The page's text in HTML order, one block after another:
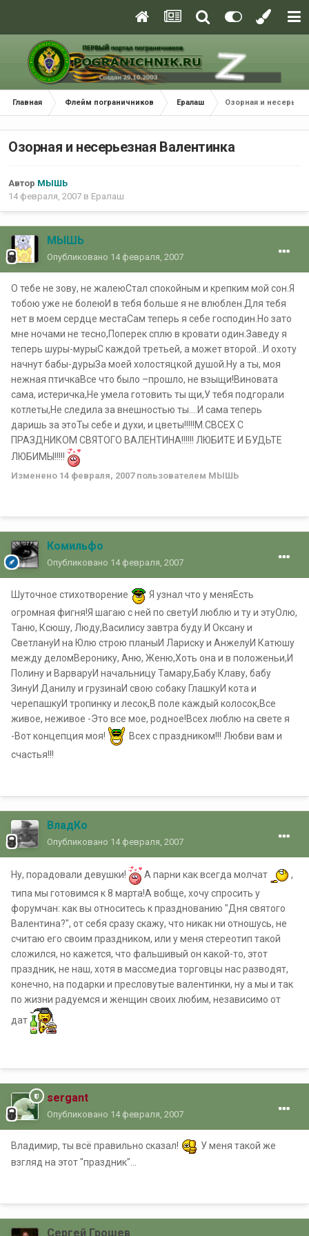
Главная Флейм пограничников Ералаш Озорная и
Озорная и несерьезная Валентинка
Автор МЫШЬ
14 февраля, 2007 в Ералаш
МЫШЬ
Опубликовано 14 февраля, 2007
О тебе не зову, не жалеюСтал спокойным и крепким мой сон.Я
тобою уже не болеюИ в тебя больше я не влюблен.Для тебя
нет в моем сердце местаСам теперь я себе господин.Но зато
мне ночами не тесно,Поперек сплю в кровати один.Заведу я
теперь шуры-мурыС каждой третьей, а может второй...И охоту
начнут бабы-дурыЗа моей холостяцкой душой.Ну а ты, моя
нежная птичкаВсе что было –прошло, не взыщи!Виновата
сама, истеричка,Не умела готовить ты щи,У тебя подгорали
котлеты,Не следила за внешностью ты....И сама теперь
даришь за этоТы себе и духи, и цветы!!!!!М.СВСЕХ С
ПРАЗДНИКОМ СВЯТОГО ВАЛЕНТИНА!!!!!! ЛЮБИТЕ И БУДЬТЕ
ЛЮБИМЫ!!!!!
Изменено 14 февраля, 2007пользователем МЫШЬ
Комильфо
Опубликовано 14 февраля, 2007
Шуточное стихотворение
Я узнал что у меняЕсть
огромная фигня!Я шагаю с ней по светуИ люблю и ту и этуОлю,
Таню, Ксюшу, Люду,Василису завтра буду.И Оксану и
СветлануИ на Юлю строю планыИ Лариску и АнжелуИ Катюшу
между деломВеронику, Аню, Женю,Хоть она и в положеньи,И
Полину и ВарваруИ начальницу Тамару,Бабу Клаву, бабу
ЗинуИ Данилу и грузинаИ свою собаку ГлашкуИ кота и
черепашкуИ тропинку и лесок,В поле каждый колосок,Все
живое, неживое -Это все мое, родное!Всех люблю на свете я
-Вот концепция моя!
Всех с праздником!!! Любви вам и
счастья!!!
ВладКо
Опубликовано 14 февраля, 2007
Ну, порадовали девушки! А парни как всегда молчат
,
типа мы готовимся к 8 марта!А вобще, хочу спросить у
форумчан: как вы относитесь к празднованию "Дня святого
Валентина?", от себя сразу скажу, что никак ни отношусь, не
считаю его своим праздником, или у меня стереотип такой
сложился, но кажется, что фальшивый он какой-то, этот
праздник, не наш, хотя в массмедиа торговцы нас разводят,
конечно, на подарки и пресловутые валентинки, ну а мы и так
по жизни радуемся и женщин своих любим, независимо от
дат
sergant
Опубликовано 14 февраля, 2007
Владимир, ты всё правильно сказал!
У меня такой же
взгляд на этот "праздник"...
Сергей Грошев